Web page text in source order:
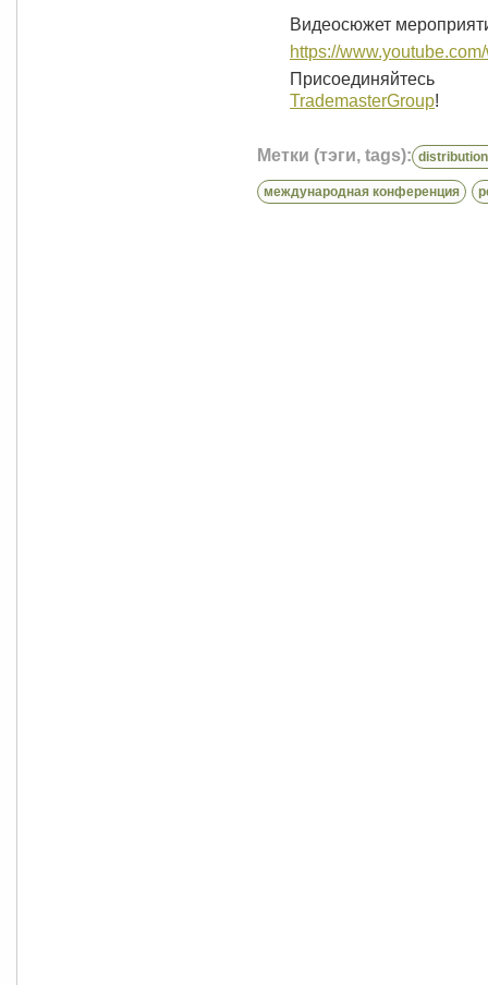
Видеосюжет
https://
TrademasterGroup!
Метки (тэги, tags):
международная конференция